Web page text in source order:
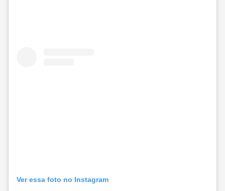
Ver essa foto no Instagram